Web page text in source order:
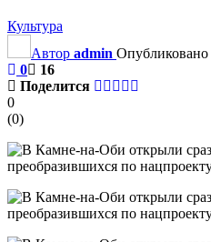
Культура
Автор admin Опубликовано
0
16
Поделится
0
(0)